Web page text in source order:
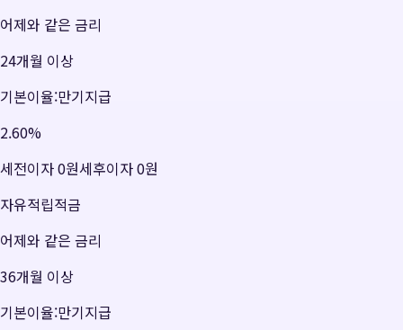
어제와 같은 금리
24개월 이상
기본이율:만기지급
2.60%
세전이자0원세후이자0원
자유적립적금
어제와 같은 금리
36개월 이상
기본이율:만기지급